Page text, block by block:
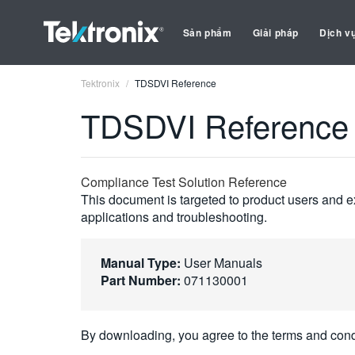
Sản phẩm Giải pháp Dịch
Tektronix TDSDVI Reference
TDSDVI Reference
Compliance Test Solution Reference
This document is targeted to product users and
applications and troubleshooting.
Manual Type: User Manuals
Part Number: 071130001
By downloading, you agree to the terms and